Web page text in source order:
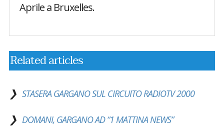
Aprile a Bruxelles.
Related articles
STASERA GARGANO SUL CIRCUITO RADIOTV 2000
DOMANI, GARGANO AD “1 MATTINA NEWS”